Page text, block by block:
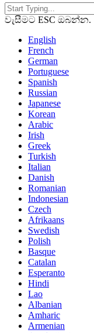
වැසීමට ESC ඔබන්න.
English
French
German
Portuguese
Spanish
Russian
Japanese
Korean
Arabic
Irish
Greek
Turkish
Italian
Danish
Romanian
Indonesian
Czech
Afrikaans
Swedish
Polish
Basque
Catalan
Esperanto
Hindi
Lao
Albanian
Amharic
Armenian